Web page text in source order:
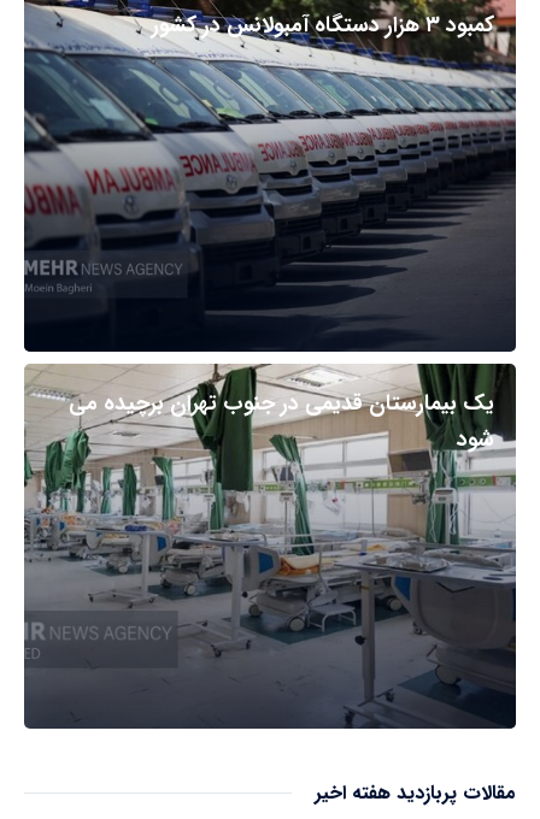
کمبود ۳ هزار دستگاه آمبولانس در کشور
یک بیمارستان قدیمی در جنوب تهران برچیده می
شود
مقالات پربازدید هفته اخیر